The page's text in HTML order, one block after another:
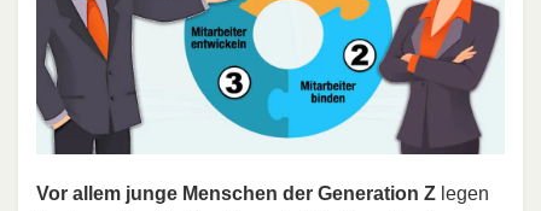
Vor allem junge Menschen der Generation Z legen